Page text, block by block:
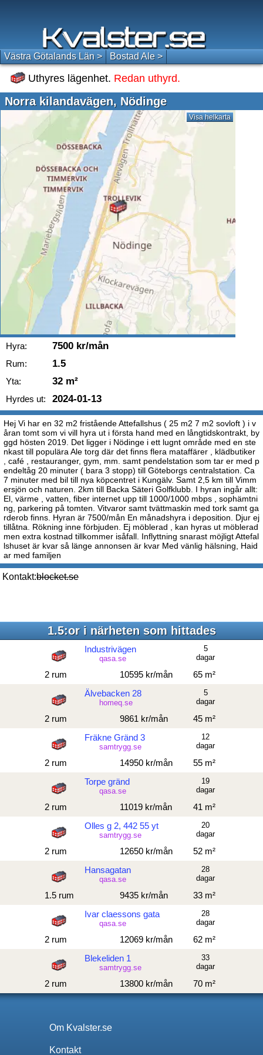
Västra Götalands Län > Bostad Ale >
Uthyres lägenhet. Redan uthyrd.
Norra kilandavägen, Nödinge
Visa helkarta
Hyra: 7500 kr/mån
Rum: 1.5
Yta: 32 m²
Hyrdes ut: 2024-01-13
Hej Vi har en 32 m2 fristående Attefallshus ( 25 m2 7 m2 sovloft ) i v
åran tomt som vi vill hyra ut i första hand med en långtidskontrakt, by
ggd hösten 2019. Det ligger i Nödinge i ett lugnt område med en ste
nkast till populära Ale torg där det finns flera mataffärer , klädbutiker
, café , restauranger, gym, mm. samt pendelstation som tar er med p
endeltåg 20 minuter ( bara 3 stopp) till Göteborgs centralstation. Ca
7 minuter med bil till nya köpcentret i Kungälv. Samt 2,5 km till Vimm
ersjön och naturen. 2km till Backa Säteri Golfklubb. I hyran ingår allt:
El, värme , vatten, fiber internet upp till 1000/1000 mbps , sophämtni
ng, parkering på tomten. Vitvaror samt tvättmaskin med tork samt ga
rderob finns. Hyran är 7500/mån En månadshyra i deposition. Djur ej
tillåtna. Rökning inne förbjuden. Ej möblerad , kan hyras ut möblerad
men extra kostnad tillkommer isåfall. Inflyttning snarast möjligt Attefal
lshuset är kvar så länge annonsen är kvar Med vänlig hälsning, Haid
ar med familjen
Kontakt:blocket.se
1.5:or i närheten som hittades
Industrivägen
qasa.se
2 rum 10595 kr/mån 65 m²
5
dagar
Älvebacken 28
homeq.se
2 rum 9861 kr/mån 45 m²
5
dagar
Fräkne Gränd 3
samtrygg.se
2 rum 14950 kr/mån 55 m²
12
dagar
Torpe gränd
qasa.se
2 rum 11019 kr/mån 41 m²
19
dagar
Olles g 2, 442 55 yt
samtrygg.se
2 rum 12650 kr/mån 52 m²
20
dagar
Hansagatan
qasa.se
1.5 rum 9435 kr/mån 33 m²
28
dagar
Ivar claessons gata
qasa.se
2 rum 12069 kr/mån 62 m²
28
dagar
Blekeliden 1
samtrygg.se
2 rum 13800 kr/mån 70 m²
33
dagar
Om Kvalster.se
Kontakt